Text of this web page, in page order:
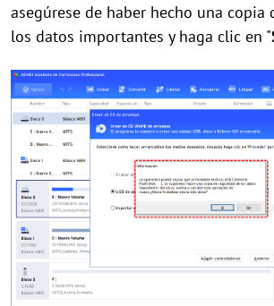
asegúrese de haber hecho una copia
los datos importantes y haga clic en "